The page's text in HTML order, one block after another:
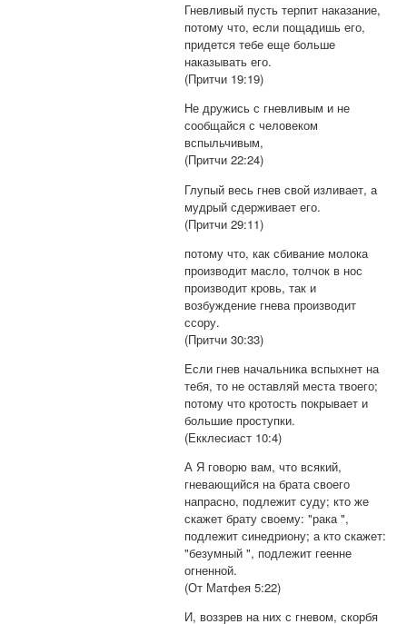
Гневливый пусть терпит наказание,
потому что, если пощадишь его,
придется тебе еще больше
наказывать его.
(Притчи 19:19)
Не дружись с гневливым и не
сообщайся с человеком
вспыльчивым,
(Притчи 22:24)
Глупый весь гнев свой изливает, а
мудрый сдерживает его.
(Притчи 29:11)
потому что, как сбивание молока
производит масло, толчок в нос
производит кровь, так и
возбуждение гнева производит
ссору.
(Притчи 30:33)
Если гнев начальника вспыхнет на
тебя, то не оставляй места твоего;
потому что кротость покрывает и
большие проступки.
(Екклесиаст 10:4)
А Я говорю вам, что всякий,
гневающийся на брата своего
напрасно, подлежит суду; кто же
скажет брату своему: "рака ",
подлежит синедриону; а кто скажет:
"безумный ", подлежит геенне
огненной.
(От Матфея 5:22)
И, воззрев на них с гневом, скорбя